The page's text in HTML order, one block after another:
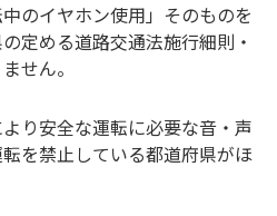
のイヤホン使用」そのものを
定める道路交通法施行細則・
せん。
り安全な運転に必要な音・声
を禁止している都道府県がほ